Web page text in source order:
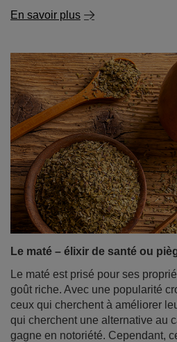
En savoir plus
Le maté – élixir de santé ou
Le maté est prisé pour ses
goût riche. Avec une popularité
ceux qui cherchent à améliorer
qui cherchent une alternative au
gagne en notoriété. Cependant,